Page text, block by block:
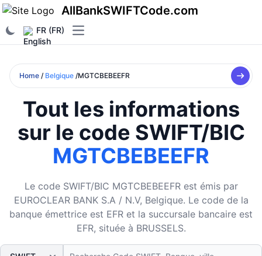
AllBankSWIFTCode.com
FR (FR) Open main menu
Home / Belgique /MGTCBEBEEFR
Tout les informations
sur le code SWIFT/BIC
MGTCBEBEEFR
Le code SWIFT/BIC MGTCBEBEEFR est émis par
EUROCLEAR BANK S.A / N.V, Belgique. Le code de la
banque émettrice est EFR et la succursale bancaire est
EFR, située à BRUSSELS.